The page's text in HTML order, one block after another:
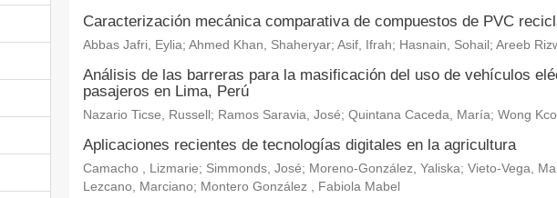
Caracterización mecánica comparativa de compuestos de PVC
Abbas Jafri, Eylia; Ahmed Khan, Shaheryar; Asif, Ifrah; Hasnain, Sohail; Areeb
Análisis de las barreras para la masificación del uso de vehículos
pasajeros en Lima, Perú
Nazario Ticse, Russell; Ramos Saravia, José; Quintana Caceda, María; Wong
Aplicaciones recientes de tecnologías digitales en la agricultura
Camacho , Lizmarie; Simmonds, José; Moreno-González, Yaliska; Vieto-Vega,
Lezcano, Marciano; Montero González , Fabiola Mabel